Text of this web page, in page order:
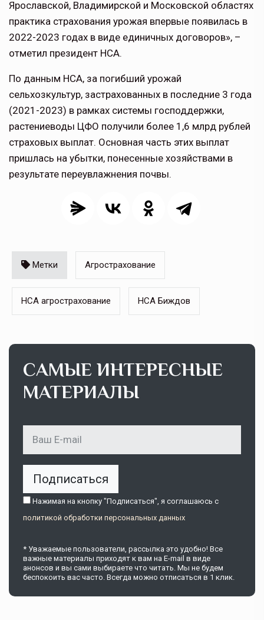
Ярославской, Владимирской и Московской областях
практика страхования урожая впервые появилась в
2022-2023 годах в виде единичных договоров», –
отметил президент НСА.
По данным НСА, за погибший урожай
сельхозкультур, застрахованных в последние 3 года
(2021-2023) в рамках системы господдержки,
растениеводы ЦФО получили более 1,6 млрд рублей
страховых выплат. Основная часть этих выплат
пришлась на убытки, понесенные хозяйствами в
результате переувлажнения почвы.
Метки Агрострахование
НСА агрострахование НСА Биждов
САМЫЕ ИНТЕРЕСНЫЕ
МАТЕРИАЛЫ
Подписаться
Нажимая на кнопку "Подписаться", я соглашаюсь c
политикой обработки персональных данных
* Уважаемые пользователи, рассылка это удобно! Все
важные материалы приходят к вам на E-mail в виде
анонсов и вы сами выбираете что читать. Мы не будем
беспокоить вас часто. Всегда можно отписаться в 1 клик.